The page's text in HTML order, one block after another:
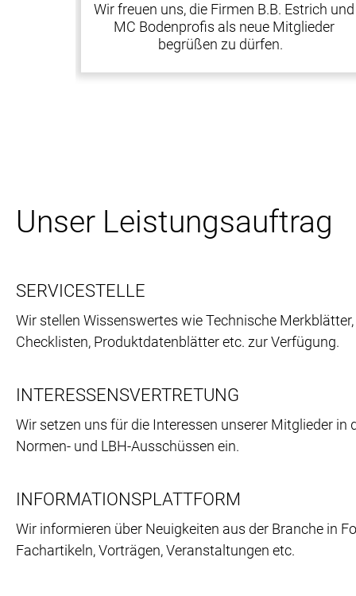
Wir freuen uns, die Firmen B.B. Estrich und
MC Bodenprofis als neue Mitglieder
begrüßen zu dürfen.
Unser Leistungsauftrag
SERVICESTELLE
Wir stellen Wissenswertes wie Technische Merkblätter,
Checklisten, Produktdatenblätter etc. zur Verfügung.
INTERESSENSVERTRETUNG
Wir setzen uns für die Interessen unserer Mitglieder in
Normen- und LBH-Ausschüssen ein.
INFORMATIONSPLATTFORM
Wir informieren über Neuigkeiten aus der Branche in
Fachartikeln, Vorträgen, Veranstaltungen etc.